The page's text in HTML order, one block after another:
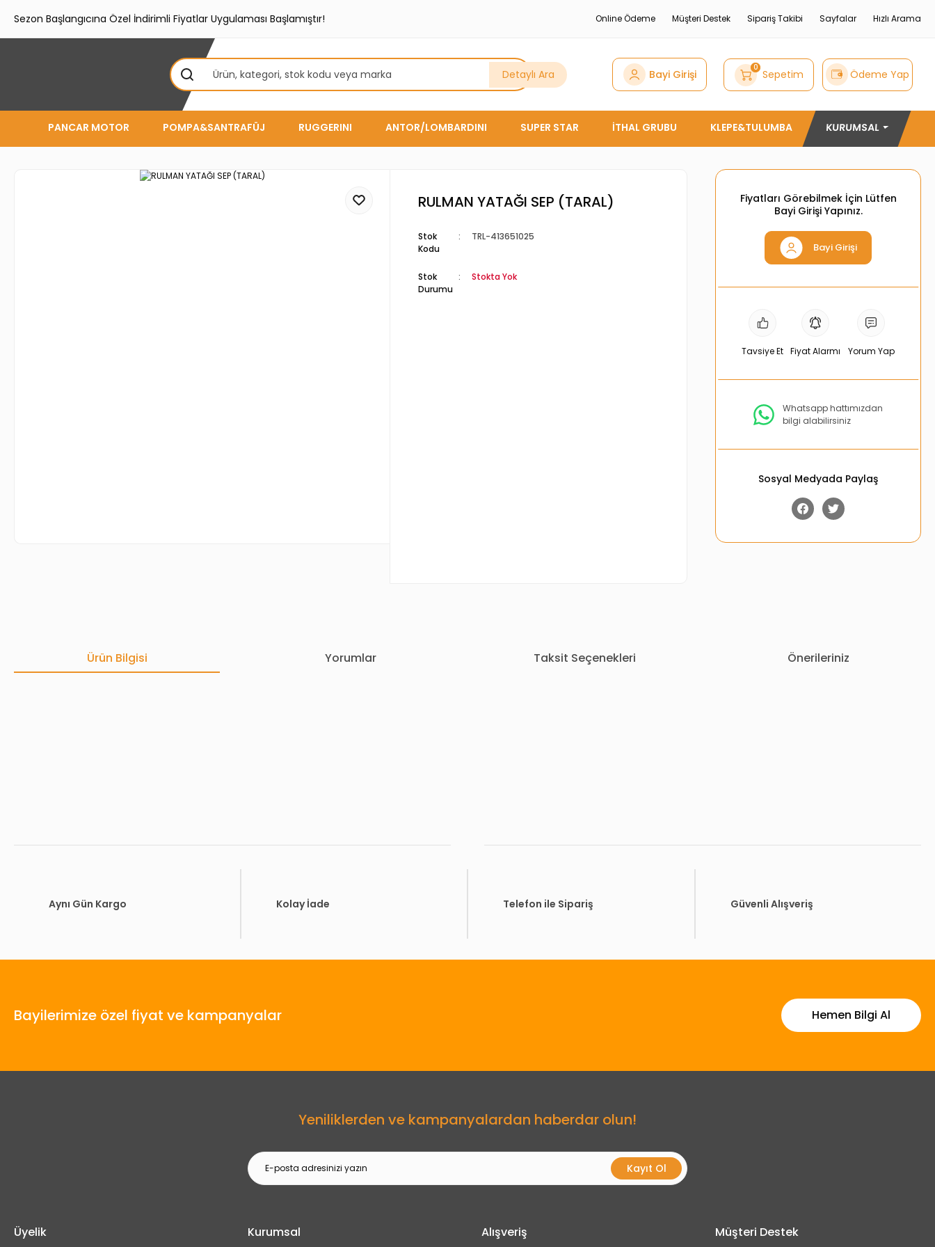
Sezon Başlangıcına Özel İndirimli Fiyatlar Uygulaması Başlamıştır! Online Ödeme Müşteri Destek Sipariş Takibi Sayfalar Hızlı Arama
Detaylı Ara Bayi Girişi 0 Sepetim Ödeme Yap
PANCAR MOTOR POMPA&SANTRAFÜJ RUGGERINI ANTOR/LOMBARDINI SUPER STAR İTHAL GRUBU KLEPE&TULUMBA KURUMSAL
RULMAN YATAĞI SEP (TARAL)
Stok
Kodu
TRL-413651025
Stok
Durumu
Stokta Yok
Fiyatları Görebilmek İçin Lütfen
Bayi Girişi Yapınız.
Bayi Girişi
Tavsiye Et Fiyat Alarmı Yorum Yap
Whatsapp hattımızdan
bilgi alabilirsiniz
Sosyal Medyada Paylaş
Ürün Bilgisi Yorumlar Taksit Seçenekleri Önerileriniz
Gönder
Aynı Gün Kargo Kolay İade Telefon ile Sipariş Güvenli Alışveriş
Bayilerimize özel fiyat ve kampanyalar Hemen Bilgi Al
Yeniliklerden ve kampanyalardan haberdar olun!
Kayıt Ol
Üyelik Kurumsal Alışveriş Müşteri Destek